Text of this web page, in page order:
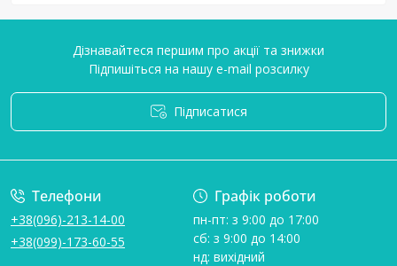
Дізнавайтеся першим про акції та знижки
Підпишіться на нашу e-mail розсилку
Підписатися
Телефони
+38(096)-213-14-00
+38(099)-173-60-55
Графік роботи
пн-пт: з 9:00 до 17:00
сб: з 9:00 до 14:00
нд: вихідний